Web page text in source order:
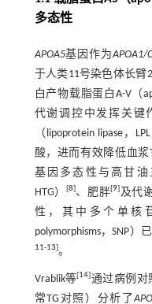
多态性
APOA5基因作为APOA1/
于人类11号染色体长臂
白产物载脂蛋白A-V（
代谢调控中发挥关键
（lipoprotein lipase，
酸，进而有效降低血浆
基因多态性与高甘油
HTG）
[8]、肥胖[9] 及代
性，其中多个单核
polymorphisms，SNP
11-13]。
Vrablik等[14]通过病例对
常TG对照）分析了